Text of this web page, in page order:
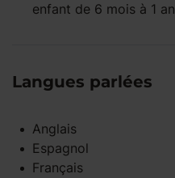
enfant de 6 mois à 1 an
Langues parlées
Anglais
Espagnol
Français